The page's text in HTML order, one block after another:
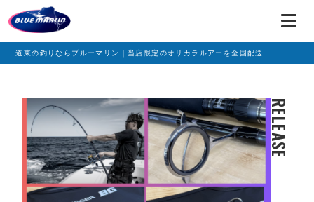
道東の釣りならブルーマリン｜当店限定のオリカラルアーを全国配送
RELEASE